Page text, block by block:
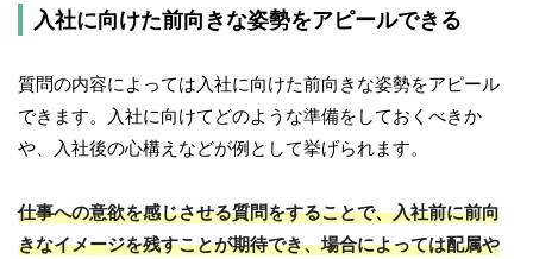
入社に向けた前向きな姿勢をアピールできる
質問の内容によっては入社に向けた前向きな姿勢をアピール
できます。入社に向けてどのような準備をしておくべきか
や、入社後の心構えなどが例として挙げられます。
仕事への意欲を感じさせる質問をすることで、入社前に前向
きなイメージを残すことが期待でき、場合によっては配属や